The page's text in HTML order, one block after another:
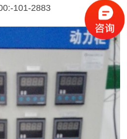
101-2883